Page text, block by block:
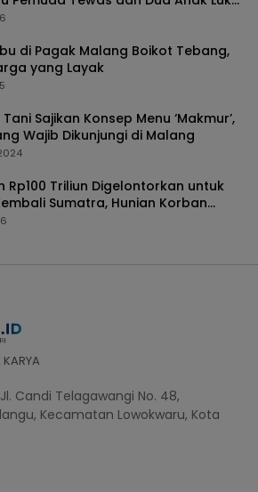
di Pagak Malang Boikot Tebang,
yang Layak
Sajikan Konsep Menu ‘Makmur’,
Wajib Dikunjungi di Malang
Rp100 Triliun Digelontorkan untuk
Sumatra, Hunian Korban
Difokuskan
Candi Telagawangi No. 48,
Kecamatan Lowokwaru, Kota